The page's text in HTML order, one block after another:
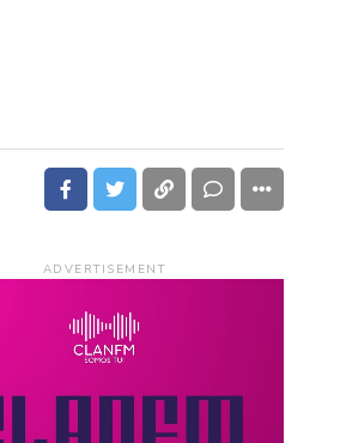
ADVERTISEMENT